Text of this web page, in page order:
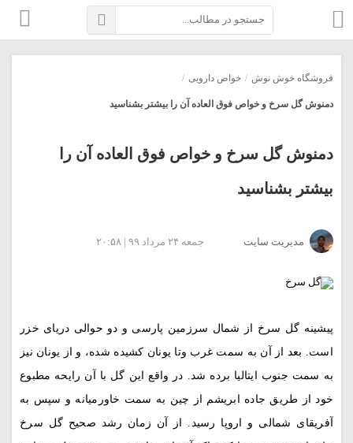
فروشگاه خوش نوش / خواص دارویی /
دمنوش گل سرخ و خواص فوق العاده آن را بیشتر بشناسید
دمنوش گل سرخ و خواص فوق العاده آن را
بیشتر بشناسید
مدیریت سایت جمعه ۲۴ مرداد ۹۹ | ۲۰:۵۸
پیشینه گل سرخ از شمال سرزمین پارسی و دو حوالی دریای خزر
است. بعد از آن به سمت غرب وتا یونان کشیده شده، و از یونان نیز
به سمت جنوب ایتالیا برده شد. در واقع این گل با آن رایحه مطبوع
خود از طریق جاده ابریشم از چین به سمت خاورمیانه و سپس به
آفریقای شمالی و اروپا رسید. از آن زمان رشد صحیح گل سرخ